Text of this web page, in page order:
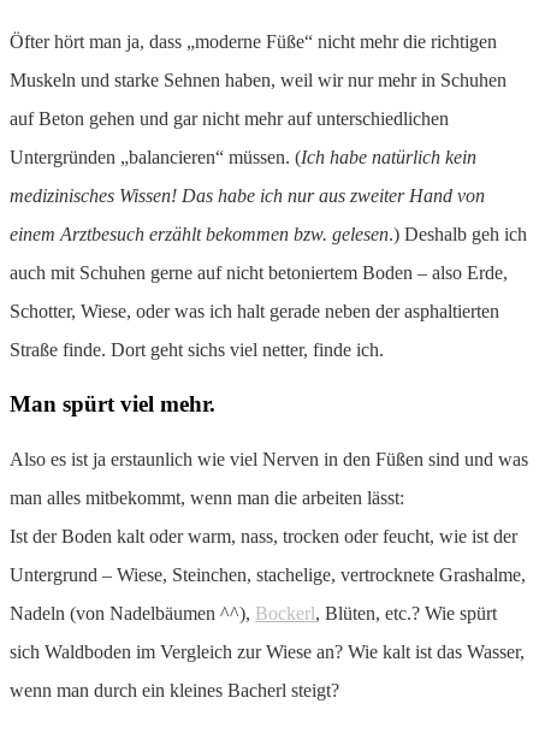
Öfter hört man ja, dass „moderne Füße“ nicht mehr die richtigen
Muskeln und starke Sehnen haben, weil wir nur mehr in Schuhen
auf Beton gehen und gar nicht mehr auf unterschiedlichen
Untergründen „balancieren“ müssen. (Ich habe natürlich kein
medizinisches Wissen! Das habe ich nur aus zweiter Hand von
einem Arztbesuch erzählt bekommen bzw. gelesen.) Deshalb geh ich
auch mit Schuhen gerne auf nicht betoniertem Boden – also Erde,
Schotter, Wiese, oder was ich halt gerade neben der asphaltierten
Straße finde. Dort geht sichs viel netter, finde ich.
Man spürt viel mehr.
Also es ist ja erstaunlich wie viel Nerven in den Füßen sind und was
man alles mitbekommt, wenn man die arbeiten lässt:
Ist der Boden kalt oder warm, nass, trocken oder feucht, wie ist der
Untergrund – Wiese, Steinchen, stachelige, vertrocknete Grashalme,
Nadeln (von Nadelbäumen ^^), Bockerl, Blüten, etc.? Wie spürt
sich Waldboden im Vergleich zur Wiese an? Wie kalt ist das Wasser,
wenn man durch ein kleines Bacherl steigt?